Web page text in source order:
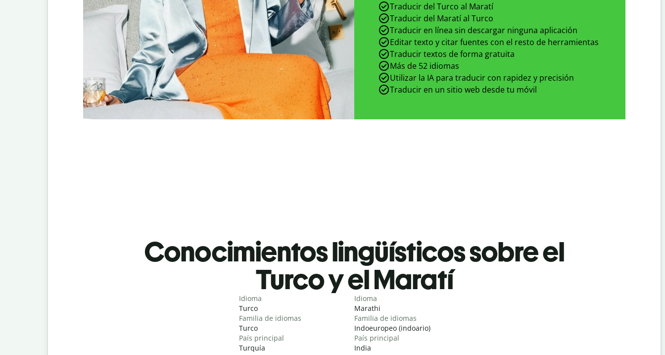
Traducir del Turco al Maratí
Traducir del Maratí al Turco
Traducir en línea sin descargar ninguna aplicación
Editar texto y citar fuentes con el resto de herramientas
Traducir textos de forma gratuita
Más de 52 idiomas
Utilizar la IA para traducir con rapidez y precisión
Traducir en un sitio web desde tu móvil
Conocimientos lingüísticos sobre el
Turco y el Maratí
Idioma
Turco
Familia de idiomas
Turco
País principal
Turquía
Idioma
Marathi
Familia de idiomas
Indoeuropeo (indoario)
País principal
India